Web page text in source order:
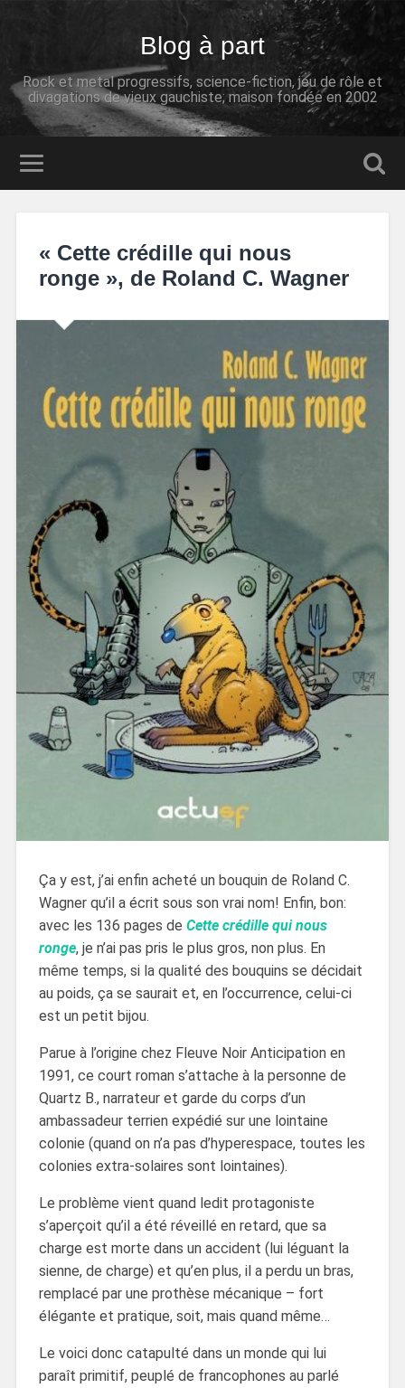
Blog à part
Rock et metal progressifs, science-fiction, jeu de rôle et
divagations de vieux gauchiste; maison fondée en 2002
« Cette crédille qui nous
ronge », de Roland C. Wagner
Ça y est, j’ai enfin acheté un bouquin de Roland C.
Wagner qu’il a écrit sous son vrai nom! Enfin, bon:
avec les 136 pages de Cette crédille qui nous
ronge, je n’ai pas pris le plus gros, non plus. En
même temps, si la qualité des bouquins se décidait
au poids, ça se saurait et, en l’occurrence, celui-ci
est un petit bijou.
Parue à l’origine chez Fleuve Noir Anticipation en
1991, ce court roman s’attache à la personne de
Quartz B., narrateur et garde du corps d’un
ambassadeur terrien expédié sur une lointaine
colonie (quand on n’a pas d’hyperespace, toutes les
colonies extra-solaires sont lointaines).
Le problème vient quand ledit protagoniste
s’aperçoit qu’il a été réveillé en retard, que sa
charge est morte dans un accident (lui léguant la
sienne, de charge) et qu’en plus, il a perdu un bras,
remplacé par une prothèse mécanique – fort
élégante et pratique, soit, mais quand même…
Le voici donc catapulté dans un monde qui lui
paraît primitif, peuplé de francophones au parlé